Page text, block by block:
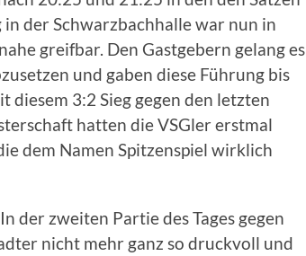
in der Schwarzbachhalle war nun in
greifbar. Den Gastgebern gelang es
und gaben diese Führung bis
diesem 3:2 Sieg gegen den letzten
hatten die VSGler erstmal
dem Namen Spitzenspiel wirklich
der zweiten Partie des Tages gegen
nicht mehr ganz so druckvoll und